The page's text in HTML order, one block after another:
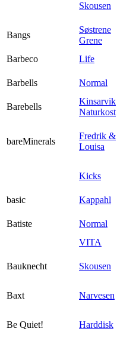
Skousen
Bangs
Søstrene
Grene
Barbeco
Life
Barbells
Normal
Barebells
Kinsarvik
Naturkost
bareMinerals
Fredrik &
Louisa
Kicks
basic
Kappahl
Batiste
Normal
VITA
Bauknecht Skousen
Baxt
Narvesen
Be Quiet! Harddisk